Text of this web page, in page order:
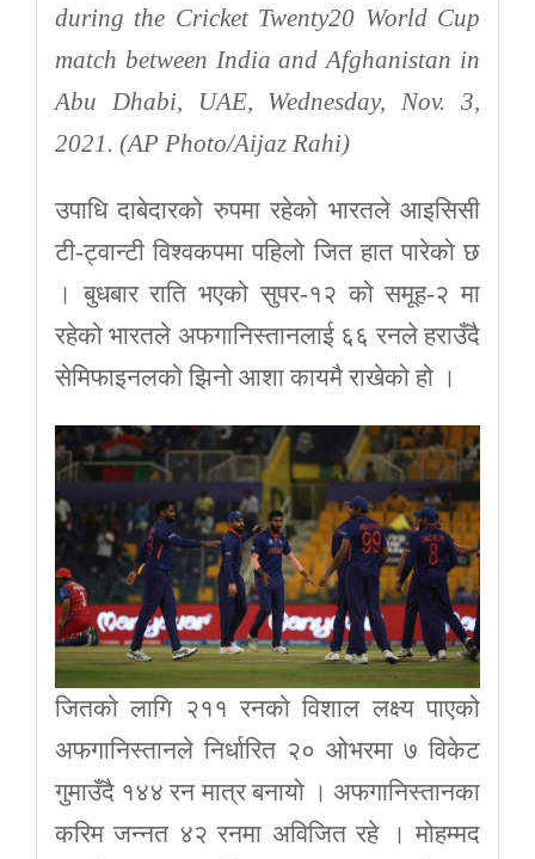
during the Cricket Twenty20 World Cup
match between India and Afghanistan in
Abu Dhabi, UAE, Wednesday, Nov. 3,
2021. (AP Photo/Aijaz Rahi)
उपाधि दाबेदारको रुपमा रहेको भारतले आइसिसी
टी-ट्वान्टी विश्वकपमा पहिलो जित हात पारेको छ
। बुधबार राति भएको सुपर-१२ को समूह-२ मा
रहेको भारतले अफगानिस्तानलाई ६६ रनले हराउँदै
सेमिफाइनलको झिनो आशा कायमै राखेको हो ।
जितको लागि २११ रनको विशाल लक्ष्य पाएको
अफगानिस्तानले निर्धारित २० ओभरमा ७ विकेट
गुमाउँदै १४४ रन मात्र बनायो । अफगानिस्तानका
करिम जन्नत ४२ रनमा अविजित रहे । मोहम्मद